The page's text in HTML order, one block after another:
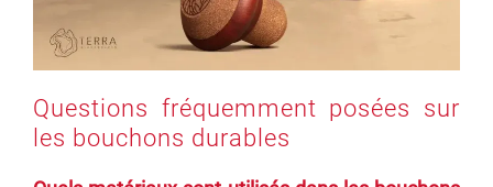
Questions fréquemment posées sur
les bouchons durables